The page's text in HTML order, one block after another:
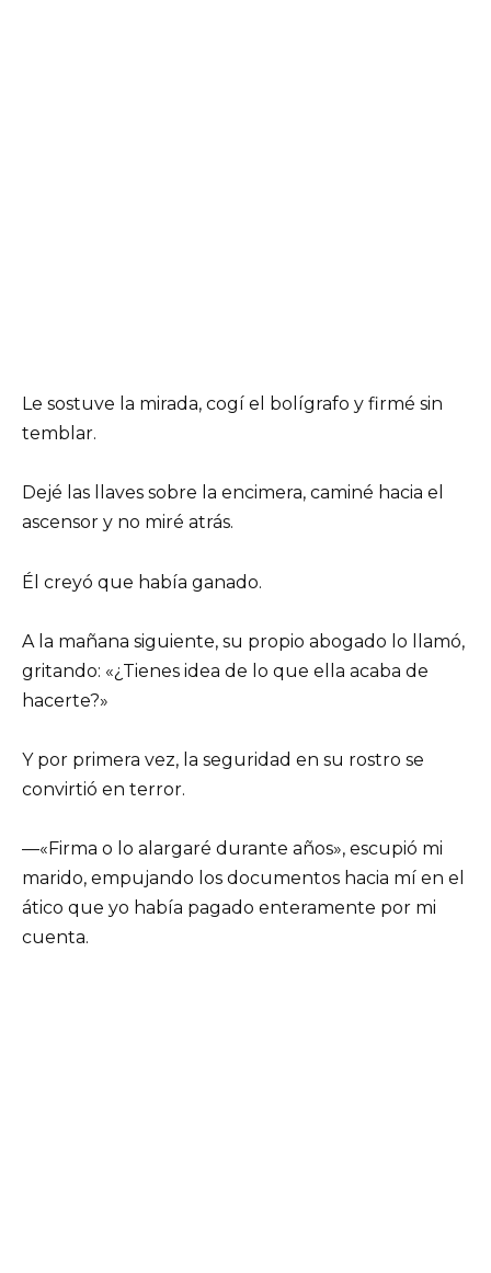
Le sostuve la mirada, cogí el bolígrafo y firmé sin
temblar.
Dejé las llaves sobre la encimera, caminé hacia el
ascensor y no miré atrás.
Él creyó que había ganado.
A la mañana siguiente, su propio abogado lo llamó,
gritando: «¿Tienes idea de lo que ella acaba de
hacerte?»
Y por primera vez, la seguridad en su rostro se
convirtió en terror.
—«Firma o lo alargaré durante años», escupió mi
marido, empujando los documentos hacia mí en el
ático que yo había pagado enteramente por mi
cuenta.